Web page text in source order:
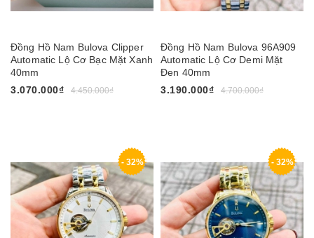
Đồng Hồ Nam Bulova Clipper
Automatic Lộ Cơ Bạc Mặt Xanh
40mm
3.070.000₫
4.450.000₫
Đồng Hồ Nam Bulova 96A909
Automatic Lộ Cơ Demi Mặt
Đen 40mm
3.190.000₫
4.700.000₫
- 32% - 32%